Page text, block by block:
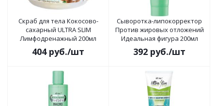
Скраб для тела Кокосово-
сахарный ULTRA SLIM
Лимфодренажный 200мл
404руб./шт
Сыворотка-липокорректор
Против жировых отложений
Идеальная фигура 200мл
392 руб./шт